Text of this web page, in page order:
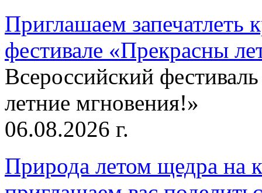
Приглашаем запечатлеть
фестивале «Прекрасны
Всероссийский
летние мгновения!»
06.08.2026 г.
Природа летом щедра на